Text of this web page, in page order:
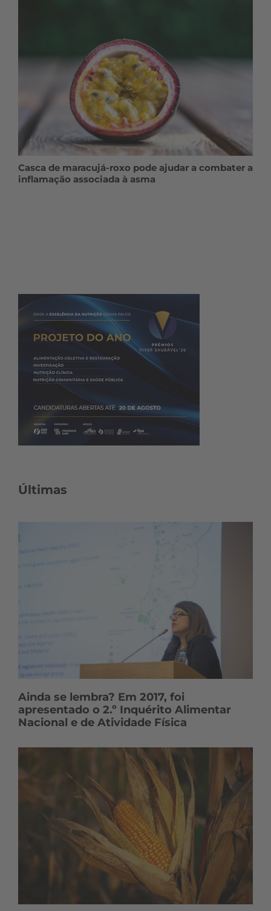
Casca de maracujá-roxo pode ajudar a combater a
inflamação associada à asma
Últimas
Ainda se lembra? Em 2017, foi
apresentado o 2.º Inquérito Alimentar
Nacional e de Atividade Física